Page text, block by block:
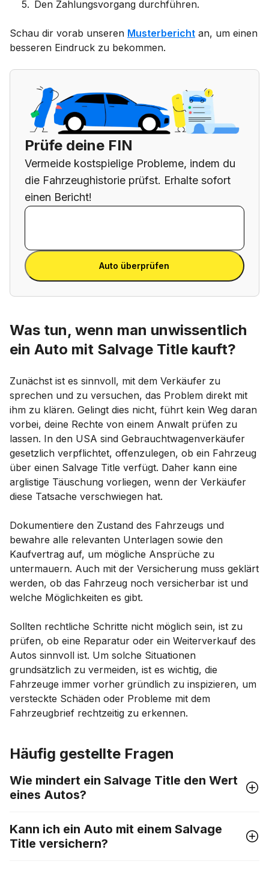
5. Den Zahlungsvorgang durchführen.
Schau dir vorab unseren Musterbericht an, um einen
besseren Eindruck zu bekommen.
Prüfe deine FIN
Vermeide kostspielige Probleme, indem du
die Fahrzeughistorie prüfst. Erhalte sofort
einen Bericht!
FIN eingeben
FIN eingeben
Auto überprüfen
Was tun, wenn man unwissentlich
ein Auto mit Salvage Title kauft?
Zunächst ist es sinnvoll, mit dem Verkäufer zu
sprechen und zu versuchen, das Problem direkt mit
ihm zu klären. Gelingt dies nicht, führt kein Weg daran
vorbei, deine Rechte von einem Anwalt prüfen zu
lassen. In den USA sind Gebrauchtwagenverkäufer
gesetzlich verpflichtet, offenzulegen, ob ein Fahrzeug
über einen Salvage Title verfügt. Daher kann eine
arglistige Täuschung vorliegen, wenn der Verkäufer
diese Tatsache verschwiegen hat.
Dokumentiere den Zustand des Fahrzeugs und
bewahre alle relevanten Unterlagen sowie den
Kaufvertrag auf, um mögliche Ansprüche zu
untermauern. Auch mit der Versicherung muss geklärt
werden, ob das Fahrzeug noch versicherbar ist und
welche Möglichkeiten es gibt.
Sollten rechtliche Schritte nicht möglich sein, ist zu
prüfen, ob eine Reparatur oder ein Weiterverkauf des
Autos sinnvoll ist. Um solche Situationen
grundsätzlich zu vermeiden, ist es wichtig, die
Fahrzeuge immer vorher gründlich zu inspizieren, um
versteckte Schäden oder Probleme mit dem
Fahrzeugbrief rechtzeitig zu erkennen.
Häufig gestellte Fragen
Wie mindert ein Salvage Title den Wert
eines Autos?
Kann ich ein Auto mit einem Salvage
Title versichern?